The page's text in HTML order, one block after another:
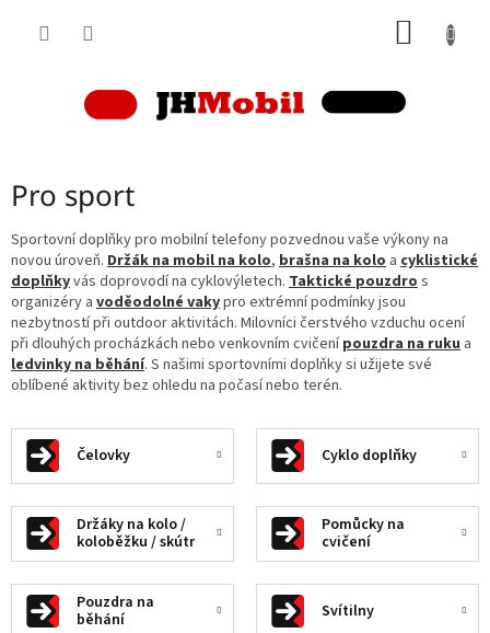
Pro sport
Sportovní doplňky pro mobilní telefony pozvednou vaše výkony na
novou úroveň. Držák na mobil na kolo, brašna na kolo a cyklistické
doplňkyvás doprovodí na cyklovýletech. Taktické pouzdro s
organizéry a voděodolné vakypro extrémní podmínky jsou
nezbytností při outdoor aktivitách. Milovníci čerstvého vzduchu ocení
při dlouhých procházkách nebo venkovním cvičenípouzdra na ruku a
ledvinky na běhání. S našimi sportovními doplňky si užijete své
oblíbené aktivity bez ohledu na počasí nebo terén.
Čelovky Cyklo doplňky
Držáky na kolo /
koloběžku / skútr
Pomůcky na
cvičení
Pouzdra na
běhání
Svítilny